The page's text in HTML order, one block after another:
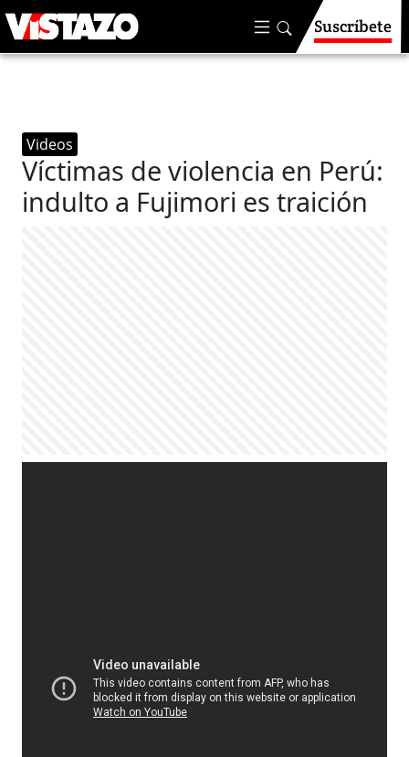
Suscríbete
Videos
Víctimas de violencia en Perú:
indulto a Fujimori es traición